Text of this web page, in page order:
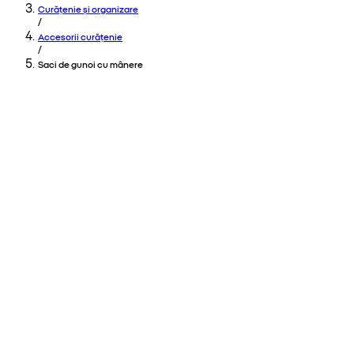
Curățenie și organizare
/
Accesorii curățenie
/
Saci de gunoi cu mânere